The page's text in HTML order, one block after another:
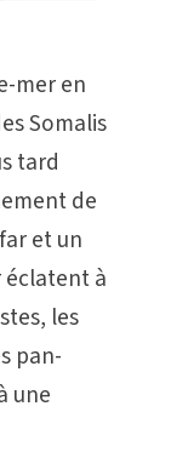
mer en
Somalis
tard
de
et un
éclatent à
les
pan-
une